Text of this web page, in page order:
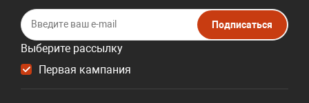
Выберите рассылку
Первая кампания
Подписаться